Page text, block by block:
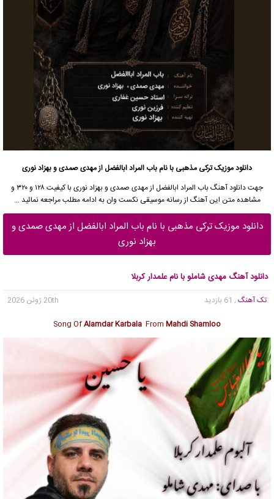
دانلود موزیک ترکی مذهبی با نام باب المراد ابالفضل از مهدی صمدی و بهزاد نوری
جهتدانلود آهنگ
باب المراد ابالفضل از مهدی صمدی و بهزاد نوری با کیفیت ۱۲۸ و ۳۲۰ و
مشاهده متن این آهنگ از رسانه موسیقی نکست وان به ادامه مطلب مراجعه نمائید …
دانلود موزیک ترکی مذهبی با نام باب المراد ابالفضل از مهدی صمدی و
بهزاد نوری
دانلود آهنگ مهدی شاملو با نام علمدار کربلا
تک آهنگ , 61 بازدید
20th ژوئن 2026
Song OfAlamdar Karbala From Mahdi Shamloo